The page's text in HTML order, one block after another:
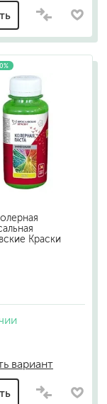
Краски
вариант